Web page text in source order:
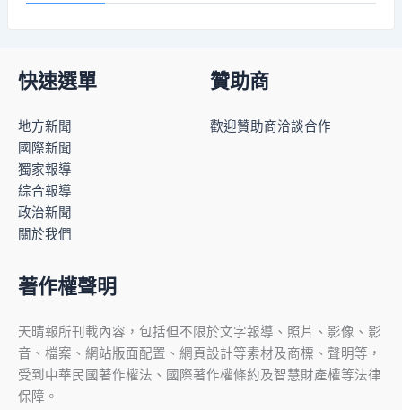
快速選單
地方新聞
國際新聞
獨家報導
綜合報導
政治新聞
關於我們
贊助商
歡迎贊助商洽談合作
著作權聲明
天晴報所刊載內容，包括但不限於文字報導、照片、影像、影
音、檔案、網站版面配置、網頁設計等素材及商標、聲明等，
受到中華民國著作權法、國際著作權條約及智慧財產權等法律
保障。